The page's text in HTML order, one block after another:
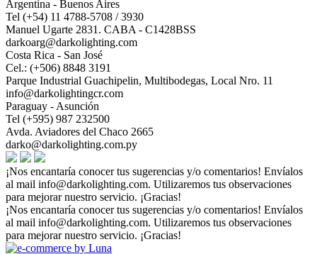
Argentina - Buenos Aires
Tel (+54) 11 4788-5708 / 3930
Manuel Ugarte 2831. CABA - C1428BSS
darkoarg@darkolighting.com
Costa Rica - San José
Cel.: (+506) 8848 3191
Parque Industrial Guachipelin, Multibodegas, Local Nro. 11
info@darkolightingcr.com
Paraguay - Asunción
Tel (+595) 987 232500
Avda. Aviadores del Chaco 2665
darko@darkolighting.com.py
¡Nos encantaría conocer tus sugerencias y/o comentarios! Envíalos
al mail info@darkolighting.com. Utilizaremos tus observaciones
para mejorar nuestro servicio. ¡Gracias!
¡Nos encantaría conocer tus sugerencias y/o comentarios! Envíalos
al mail info@darkolighting.com. Utilizaremos tus observaciones
para mejorar nuestro servicio. ¡Gracias!